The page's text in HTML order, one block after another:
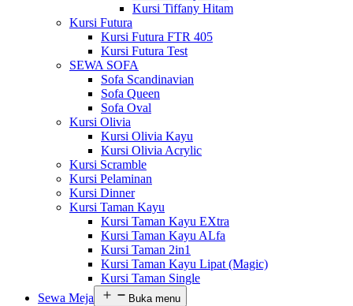
Kursi Tiffany Hitam
Kursi Futura
Kursi Futura FTR 405
Kursi Futura Test
SEWA SOFA
Sofa Scandinavian
Sofa Queen
Sofa Oval
Kursi Olivia
Kursi Olivia Kayu
Kursi Olivia Acrylic
Kursi Scramble
Kursi Pelaminan
Kursi Dinner
Kursi Taman Kayu
Kursi Taman Kayu EXtra
Kursi Taman Kayu ALfa
Kursi Taman 2in1
Kursi Taman Kayu Lipat (Magic)
Kursi Taman Single
Sewa Meja
Buka menu